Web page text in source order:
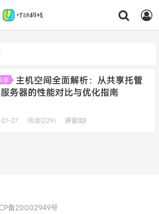
享
主机空间全面解析：从共享托管
务器的性能对比与优化指南
27 阅读(229) 评论(0)
备20002949号